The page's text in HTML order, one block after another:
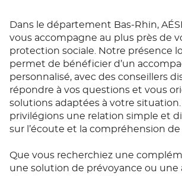
Dans le département Bas-Rhin,
vous accompagne au plus près de
protection sociale. Notre présence
permet de bénéficier d’un
personnalisé, avec des conseillers
répondre à vos questions et vous
solutions adaptées à votre
privilégions une relation simple et
sur l’écoute et la compréhension
Que vous recherchiez une
une solution de prévoyance ou une